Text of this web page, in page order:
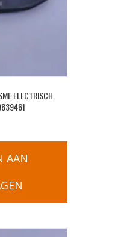
ELECTRISCH
AAN